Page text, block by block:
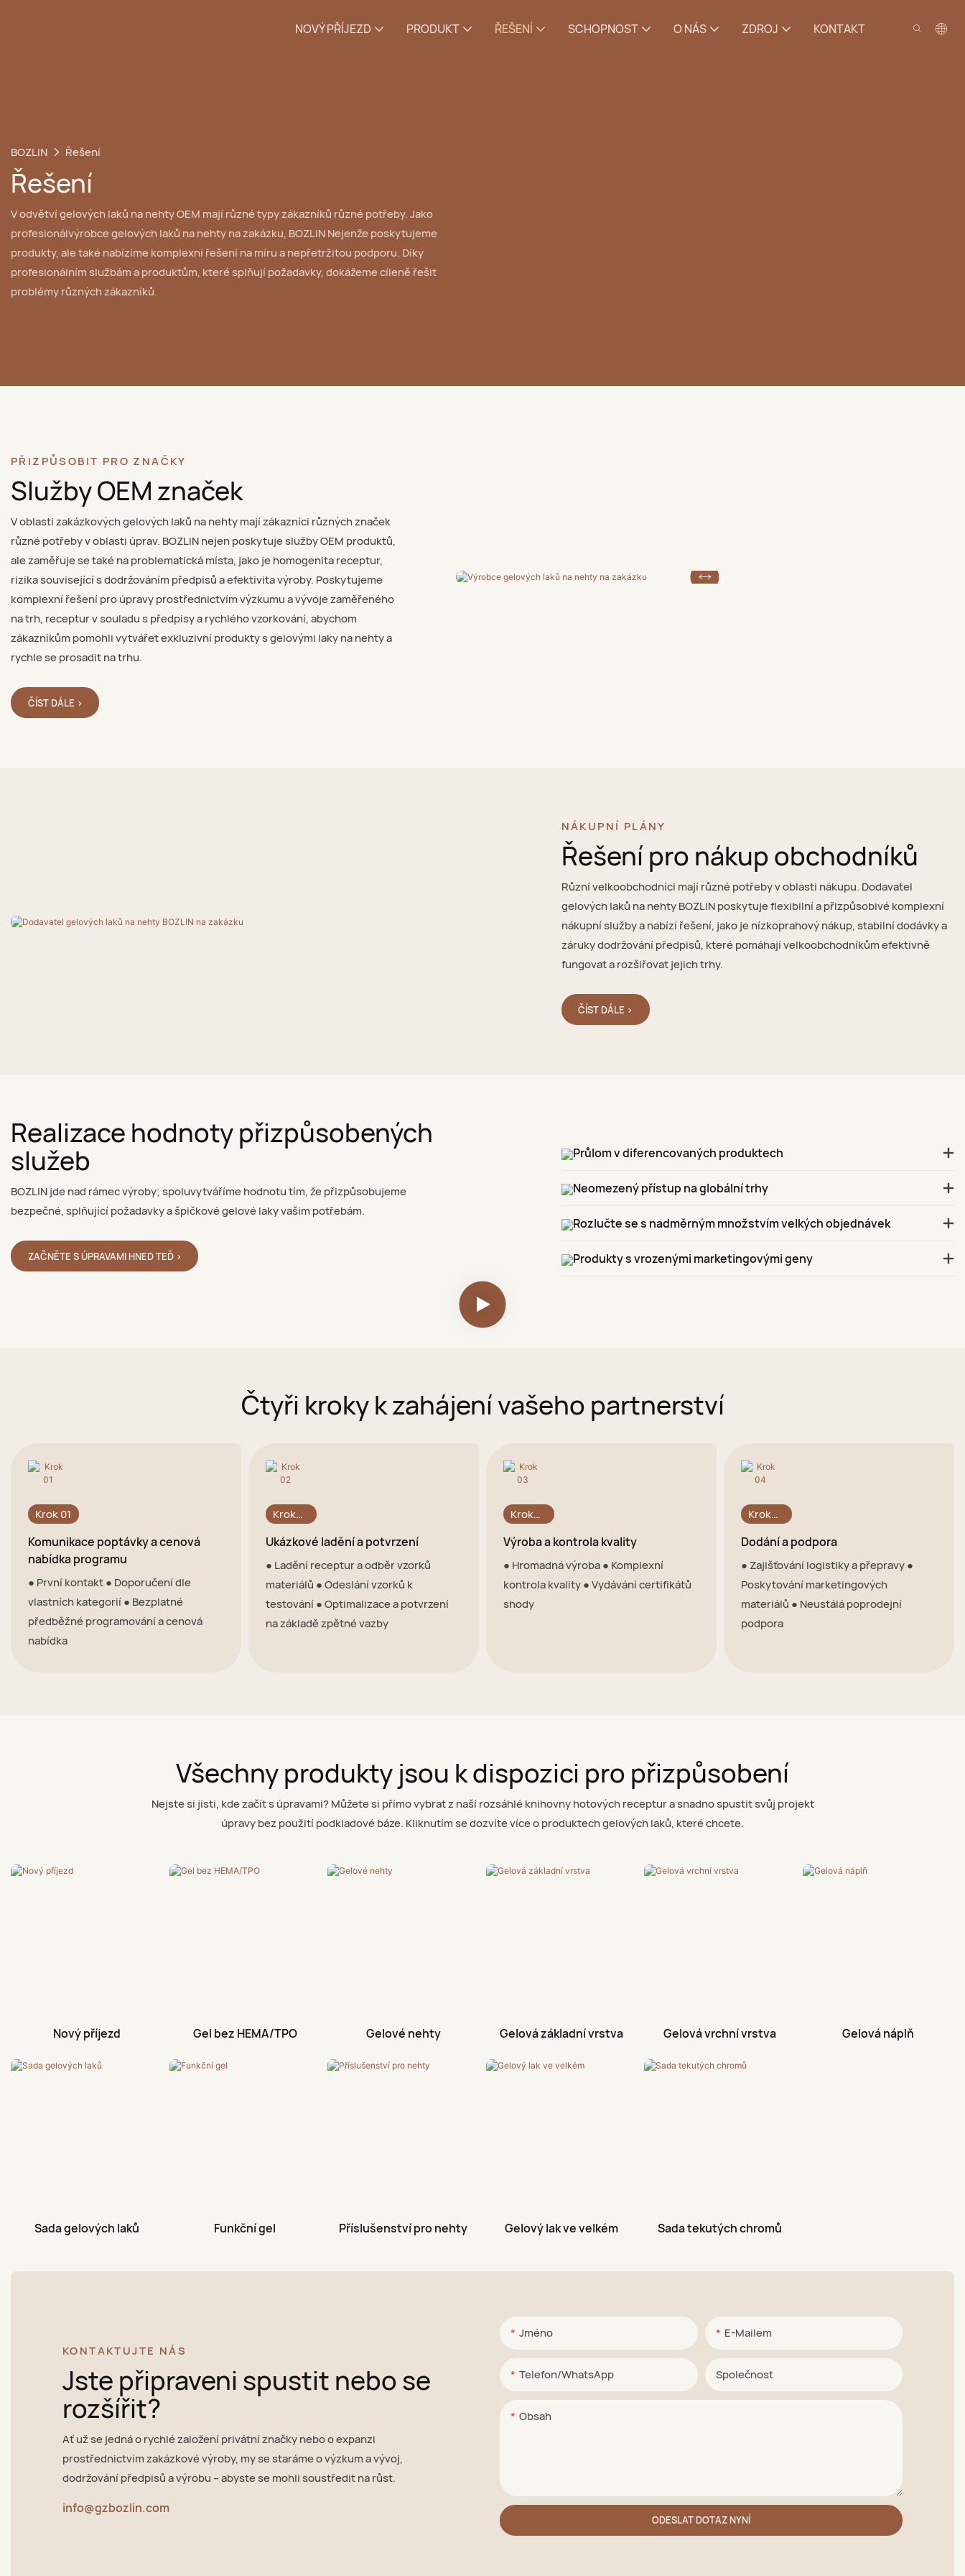
NOVÝ PŘÍJEZD PRODUKT ŘEŠENÍ SCHOPNOST O NÁS ZDROJ KONTAKT
BOZLIN Řešení
Řešení
V odvětví gelových laků na nehty OEM mají různé typy zákazníků různé potřeby. Jako
profesionálvýrobce gelových laků na nehty na zakázku, BOZLINNejenže poskytujeme
produkty, ale také nabízíme komplexní řešení na míru a nepřetržitou podporu. Díky
profesionálním službám a produktům, které splňují požadavky, dokážeme cíleně řešit
problémy různých zákazníků.
PŘIZPŮSOBIT PRO ZNAČKY
Služby OEM značek
V oblasti zakázkových gelových laků na nehty mají zákazníci různých značek
různé potřeby v oblasti úprav. BOZLIN nejen poskytuje služby OEM produktů,
ale zaměřuje se také na problematická místa, jako je homogenita receptur,
rizika související s dodržováním předpisů a efektivita výroby. Poskytujeme
komplexní řešení pro úpravy prostřednictvím výzkumu a vývoje zaměřeného
na trh, receptur v souladu s předpisy a rychlého vzorkování, abychom
zákazníkům pomohli vytvářet exkluzivní produkty s gelovými laky na nehty a
rychle se prosadit na trhu.
ČÍST DÁLE >
NÁKUPNÍ PLÁNY
Řešení pro nákup obchodníků
Různí velkoobchodníci mají různé potřeby v oblasti nákupu. Dodavatel
gelových laků na nehty BOZLIN poskytuje flexibilní a přizpůsobivé komplexní
nákupní služby a nabízí řešení, jako je nízkoprahový nákup, stabilní dodávky a
záruky dodržování předpisů, které pomáhají velkoobchodníkům efektivně
fungovat a rozšiřovat jejich trhy.
ČÍST DÁLE >
Realizace hodnoty přizpůsobených
služeb
BOZLIN jde nad rámec výroby; spoluvytváříme hodnotu tím, že přizpůsobujeme
bezpečné, splňující požadavky a špičkové gelové laky vašim potřebám.
ZAČNĚTE S ÚPRAVAMI HNED TEĎ >
Průlom v diferencovaných produktech
Neomezený přístup na globální trhy
Rozlučte se s nadměrným množstvím velkých objednávek
Produkty s vrozenými marketingovými geny
Čtyři kroky k zahájení vašeho partnerství
Krok 01
Komunikace poptávky a cenová
nabídka programu
● První kontakt ● Doporučení dle
vlastních kategorií ● Bezplatné
předběžné programování a cenová
nabídka
Krok
02
Ukázkové ladění a potvrzení
● Ladění receptur a odběr vzorků
materiálů ● Odeslání vzorků k
testování ● Optimalizace a potvrzení
na základě zpětné vazby
Krok
03
Výroba a kontrola kvality
● Hromadná výroba ● Komplexní
kontrola kvality ● Vydávání certifikátů
shody
Krok
Dodání a podpora
● Zajišťování logistiky a přepravy ●
Poskytování marketingových
materiálů ● Neustálá poprodejní
podpora
Všechny produkty jsou k dispozici pro přizpůsobení
Nejste si jisti, kde začít s úpravami? Můžete si přímo vybrat z naší rozsáhlé knihovny hotových receptur a snadno spustit svůj projekt
úpravy bez použití podkladové báze. Kliknutím se dozvíte více o produktech gelových laků, které chcete.
Nový příjezd Gel bez HEMA/TPO Gelové nehty Gelová základní vrstva Gelová vrchní vrstva Gelová náplň
Sada gelových laků Funkční gel Příslušenství pro nehty Gelový lak ve velkém Sada tekutých chromů
KONTAKTUJTE NÁS
Jste připraveni spustit nebo se
rozšířit?
Ať už se jedná o rychlé založení privátní značky nebo o expanzi
prostřednictvím zakázkové výroby, my se staráme o výzkum a vývoj,
dodržování předpisů a výrobu – abyste se mohli soustředit na růst.
info@gzbozlin.com
Jméno E-Mailem
Telefon/WhatsApp Společnost
Obsah
ODESLAT DOTAZ NYNÍ